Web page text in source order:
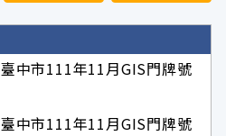
臺中市111年11月GIS門牌號
臺中市111年11月GIS門牌號